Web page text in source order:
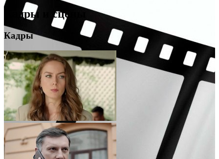
Кадры и сцены
Кадры